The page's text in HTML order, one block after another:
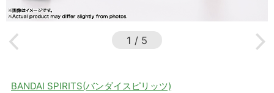
1 / 5
BANDAI SPIRITS(バンダイスピリッツ)